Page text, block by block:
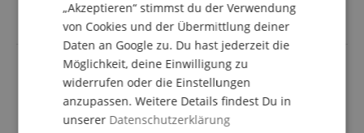
inkl. MwSt.
„Akzeptieren“ stimmst du der Verwendung
von Cookies und der Übermittlung deiner
Daten an Google zu. Du hast jederzeit die
Möglichkeit, deine Einwilligung zu
widerrufen oder die Einstellungen
anzupassen. Weitere Details findest Du in
unserer Datenschutzerklärung